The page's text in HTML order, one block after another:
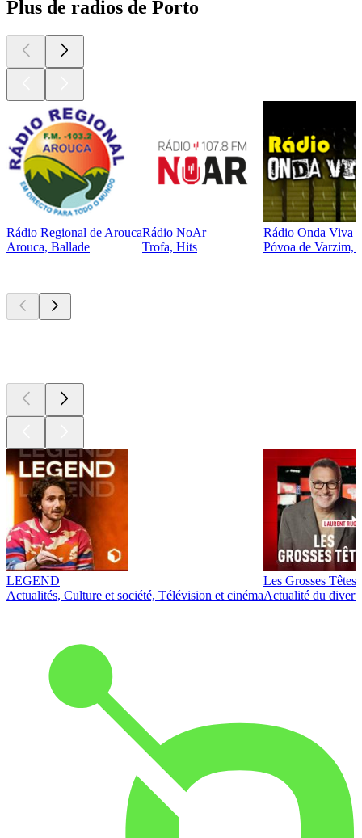
Plus de radios de Porto
Rádio Regional de Arouca
Arouca, Ballade
Rádio NoAr
Trofa, Hits
Rádio Onda Viva
Póvoa de Varzim,
LEGEND
Actualités, Culture et société, Télévision et cinéma
Les Grosses Têtes
Actualité du